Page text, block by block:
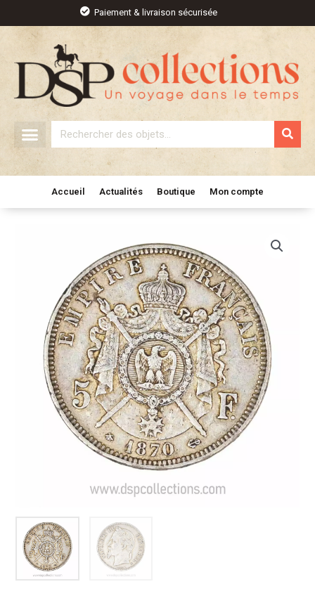
contenu
Paiement & livraison sécurisée
Rechercher
Accueil Actualités Boutique Mon compte